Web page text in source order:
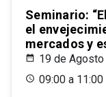
Seminario:
el
mercados y
19 de
09:00 a 11:00